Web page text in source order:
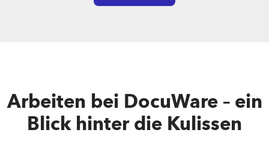
Arbeiten bei DocuWare – ein
Blick hinter die Kulissen